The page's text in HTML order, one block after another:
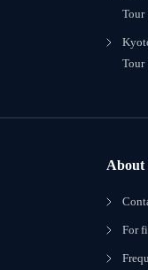
Tour
Tour
About
For